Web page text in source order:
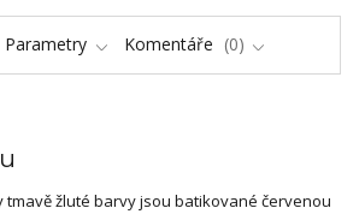
Parametry Komentáře 0
tmavě žluté barvy jsou batikované červenou